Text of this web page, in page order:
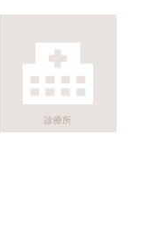
診療所